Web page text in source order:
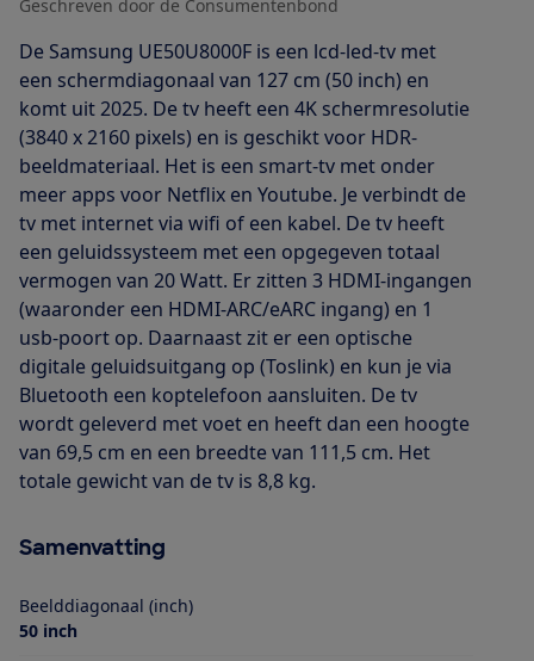
Geschreven door de Consumentenbond
De Samsung UE50U8000F is een lcd-led-tv met
een schermdiagonaal van 127 cm (50 inch) en
komt uit 2025. De tv heeft een 4K schermresolutie
(3840 x 2160 pixels) en is geschikt voor HDR-
beeldmateriaal. Het is een smart-tv met onder
meer apps voor Netflix en Youtube. Je verbindt de
tv met internet via wifi of een kabel. De tv heeft
een geluidssysteem met een opgegeven totaal
vermogen van 20 Watt. Er zitten 3 HDMI-ingangen
(waaronder een HDMI-ARC/eARC ingang) en 1
usb-poort op. Daarnaast zit er een optische
digitale geluidsuitgang op (Toslink) en kun je via
Bluetooth een koptelefoon aansluiten. De tv
wordt geleverd met voet en heeft dan een hoogte
van 69,5 cm en een breedte van 111,5 cm. Het
totale gewicht van de tv is 8,8 kg.
Samenvatting
Beelddiagonaal (inch)
50 inch